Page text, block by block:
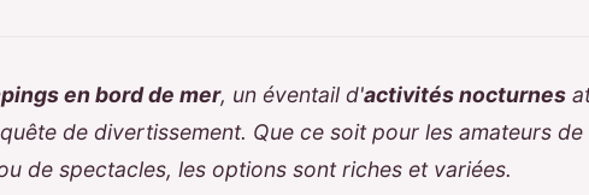
en bord de mer, un éventail d'activités nocturnes
de divertissement. Que ce soit pour les amateurs de
de spectacles, les options sont riches et variées.